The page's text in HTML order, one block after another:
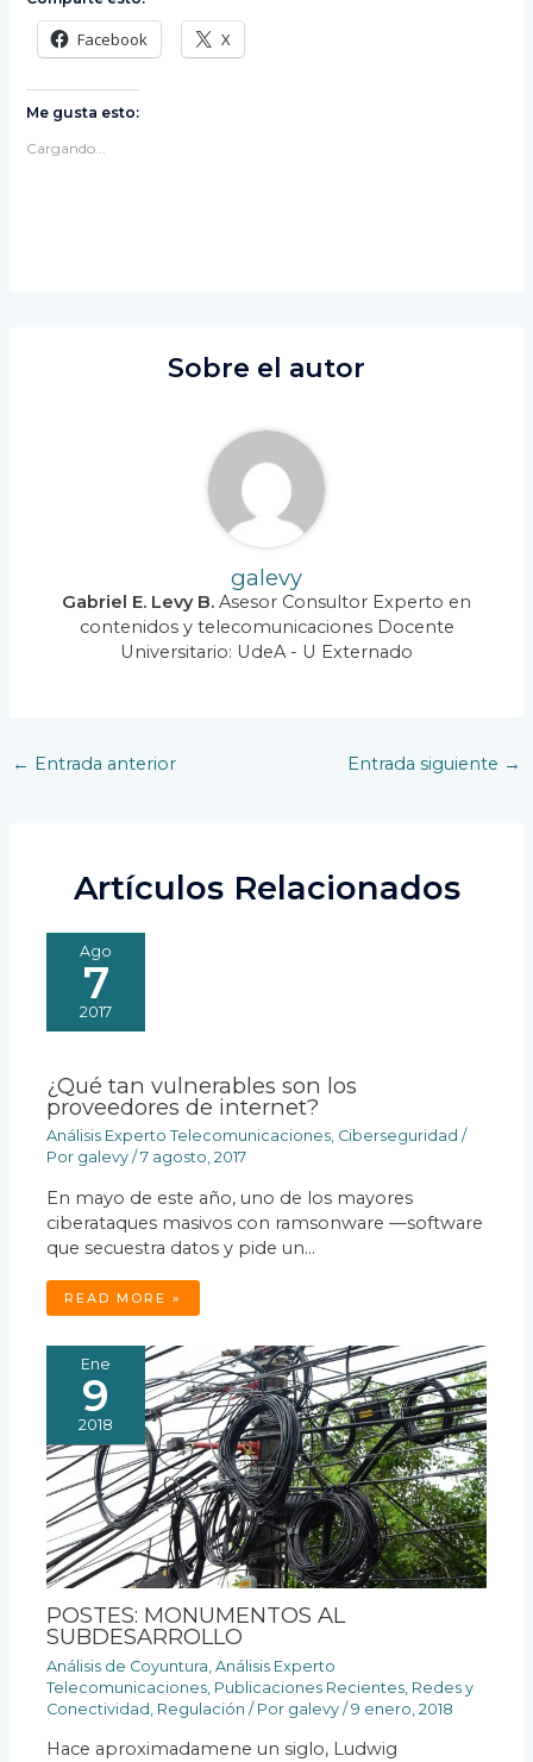
Facebook X
Me gusta esto:
Cargando...
Sobre el autor
galevy
Gabriel E. Levy B. Asesor Consultor Experto en
contenidos y telecomunicaciones Docente
Universitario: UdeA - U Externado
Navegación
← Entrada anterior Entrada siguiente →
Artículos Relacionados
Ago
7
2017
¿Qué tan vulnerables son los
proveedores de internet?
Análisis Experto Telecomunicaciones Ciberseguridad /
Por galevy/7 agosto, 2017
En mayo de este año, uno de los mayores
ciberataques masivos con ramsonware —software
que secuestra datos y pide un…
READ MORE »
Ene
9
2018
POSTES: MONUMENTOS AL
SUBDESARROLLO
Análisis de Coyuntura ,Análisis Experto
Telecomunicaciones Publicaciones Recientes Redes y
Conectividad Regulación / Por galevy/9 enero, 2018
Hace aproximadamene un siglo, Ludwig